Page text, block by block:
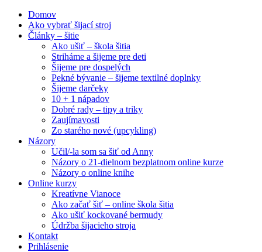
Domov
Ako vybrať šijací stroj
Články – šitie
Ako ušiť – škola šitia
Striháme a šijeme pre deti
Šijeme pre dospelých
Pekné bývanie – šijeme textilné doplnky
Šijeme darčeky
10 + 1 nápadov
Dobré rady – tipy a triky
Zaujímavosti
Zo starého nové (upcykling)
Názory
Učil/-la som sa šiť od Anny
Názory o 21-dielnom bezplatnom online kurze
Názory o online knihe
Online kurzy
Kreatívne Vianoce
Ako začať šiť – online škola šitia
Ako ušiť kockované bermudy
Údržba šijacieho stroja
Kontakt
Prihlásenie